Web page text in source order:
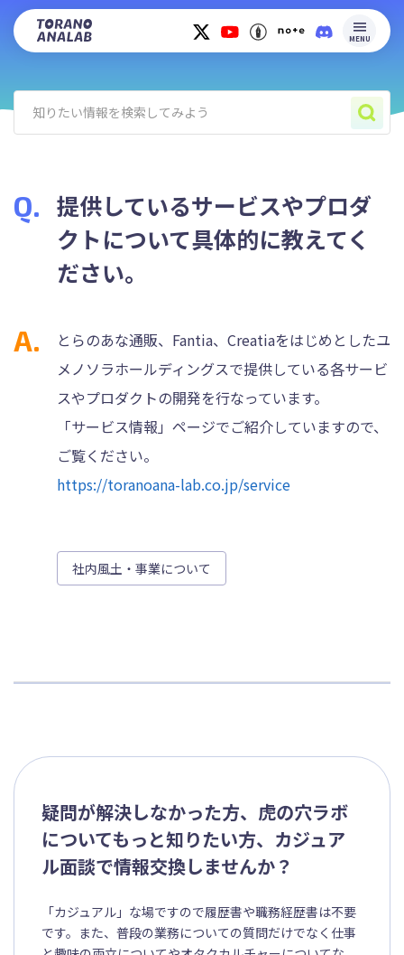
MENU
提供しているサービスやプロダ
クトについて具体的に教えてく
ださい。
とらのあな通販、Fantia、Creatiaをはじめとしたユ
メノソラホールディングスで提供している各サービ
スやプロダクトの開発を行なっています。
「サービス情報」ページでご紹介していますので、
ご覧ください。
https://toranoana-lab.co.jp/service
社内風土・事業について
疑問が解決しなかった方、虎の穴ラボ
についてもっと知りたい方、カジュア
ル面談で情報交換しませんか？
「カジュアル」な場ですので履歴書や職務経歴書は不要
です。また、普段の業務についての質問だけでなく仕事